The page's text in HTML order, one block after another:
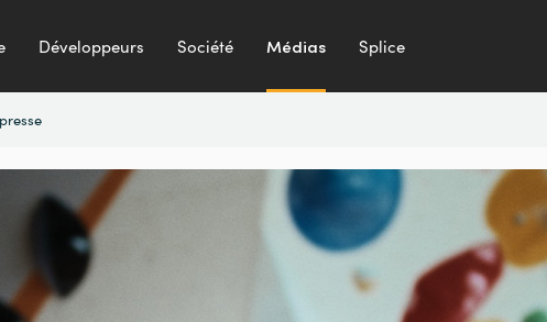
Développeurs Société Médias Splice